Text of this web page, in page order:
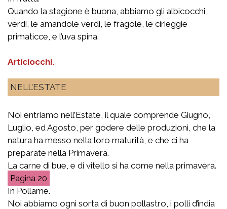
Quando la stagione è buona, abbiamo gli albicocchi
verdi, le amandole verdi, le fragole, le cirieggie
primaticce, e l’uva spina.
Articiocchi.
NELL’ESTATE
Noi entriamo nell’Estate, il quale comprende Giugno,
Luglio, ed Agosto, per godere delle produzioni, che la
natura ha messo nella loro maturità, e che ci ha
preparate nella Primavera.
La carne di bue, e di vitello si ha come nella primavera.
20
In Pollame.
Noi abbiamo ogni sorta di buon pollastro, i polli d’india